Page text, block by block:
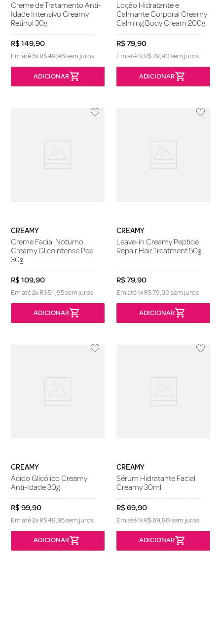
Creme de Tratamento Anti-
Idade Intensivo Creamy
Retinol 30g
R$149,90
Em até3xR$49,96sem juros
Loção Hidratante e
Calmante Corporal Creamy
Calming Body Cream 200g
R$79,90
Em até1xR$79,90sem juros
CREAMY
Creme Facial Noturno
Creamy Glicointense Peel
30g
R$109,90
Em até2xR$54,95sem juros
CREAMY
Leave-in Creamy Peptide
Repair Hair Treatment 50g
R$79,90
Em até1xR$79,90sem juros
CREAMY
Ácido Glicólico Creamy
Anti-Idade 30g
R$99,90
Em até2xR$49,95sem juros
CREAMY
Sérum Hidratante Facial
Creamy 30ml
R$69,90
Em até1xR$69,90sem juros